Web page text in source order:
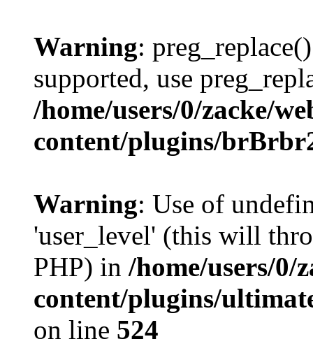
Warning:
supported, use
/home/users/0/zacke/
content/plugins/
Warning: Use of
'user_level' (this will
PHP) in /home/users/0/
content/plugins/
on line 524